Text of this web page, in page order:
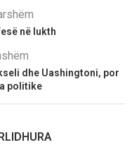
në lukth
dhe Uashingtoni, por
politike